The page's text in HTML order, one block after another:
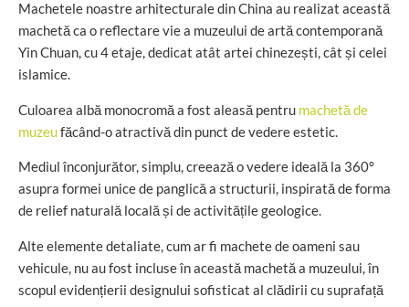
Machetele noastre arhitecturale din China au realizat această
machetă ca o reflectare vie a muzeului de artă contemporană
Yin Chuan, cu 4 etaje, dedicat atât artei chinezești, cât și celei
islamice.
Culoarea albă monocromă a fost aleasă pentru machetă de
muzeufăcând-o atractivă din punct de vedere estetic.
Mediul înconjurător, simplu, creează o vedere ideală la 360°
asupra formei unice de panglică a structurii, inspirată de forma
de relief naturală locală și de activitățile geologice.
Alte elemente detaliate, cum ar fi machete de oameni sau
vehicule, nu au fost incluse în această machetă a muzeului, în
scopul evidențierii designului sofisticat al clădirii cu suprafață